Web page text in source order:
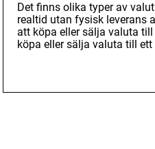
Det finns olika typer av
realtid utan fysisk leverans
att köpa eller sälja valuta
köpa eller sälja valuta till